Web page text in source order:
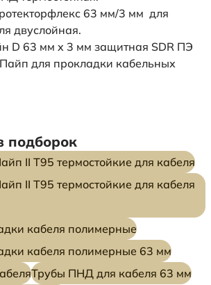
63 мм/3 мм для
двуслойная.
D 63 мм x 3 мм защитная SDR ПЭ
для прокладки кабельных
подборок
II Т95 термостойкие для кабеля
II Т95 термостойкие для кабеля
кабеля полимерные
кабеля полимерные 63 мм
Трубы ПНД для кабеля 63 мм